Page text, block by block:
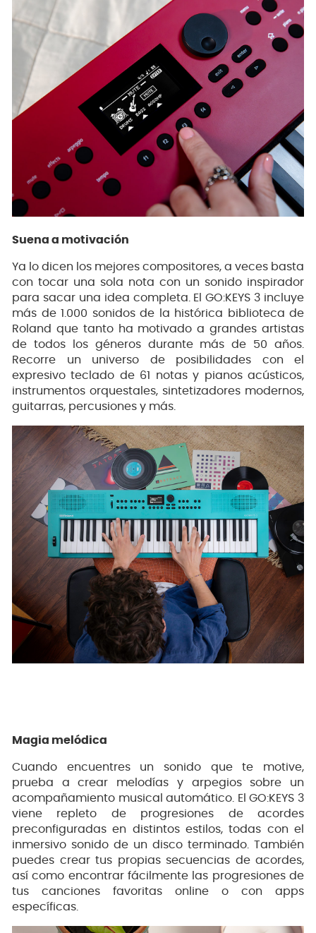
Suena a motivación
Ya lo dicen los mejores compositores, a veces basta
con tocar una sola nota con un sonido inspirador
para sacar una idea completa. El GO:KEYS 3 incluye
más de 1.000 sonidos de la histórica biblioteca de
Roland que tanto ha motivado a grandes artistas
de todos los géneros durante más de 50 años.
Recorre un universo de posibilidades con el
expresivo teclado de 61 notas y pianos acústicos,
instrumentos orquestales, sintetizadores modernos,
guitarras, percusiones y más.
Magia melódica
Cuando encuentres un sonido que te motive,
prueba a crear melodías y arpegios sobre un
acompañamiento musical automático. El GO:KEYS 3
viene repleto de progresiones de acordes
preconfiguradas en distintos estilos, todas con el
inmersivo sonido de un disco terminado. También
puedes crear tus propias secuencias de acordes,
así como encontrar fácilmente las progresiones de
tus canciones favoritas online o con apps
específicas.